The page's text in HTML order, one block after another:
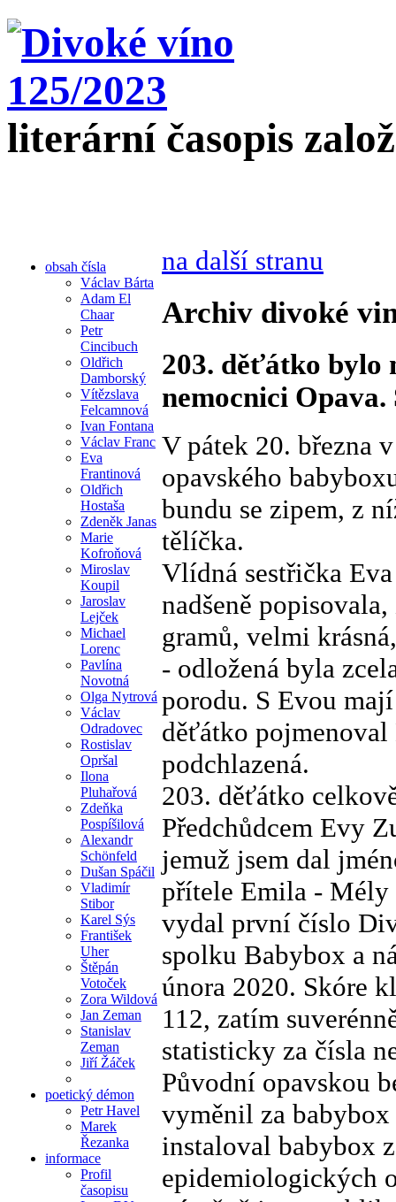
literární časopis
obsah čísla
Václav Bárta
Adam El
Chaar
Petr
Cincibuch
Oldřich
Damborský
Vítězslava
Felcamnová
Ivan Fontana
Václav Franc
Eva
Frantinová
Oldřich
Hostaša
Zdeněk Janas
Marie
Kofroňová
Miroslav
Koupil
Jaroslav
Lejček
Michael
Lorenc
Pavlína
Novotná
Olga Nytrová
Václav
Odradovec
Rostislav
Opršal
Ilona
Pluhařová
Zdeňka
Pospíšilová
Alexandr
Schönfeld
Dušan Spáčil
Vladimír
Stibor
Karel Sýs
František
Uher
Štěpán
Votoček
Zora Wildová
Jan Zeman
Stanislav
Zeman
Jiří Žáček
poetický démon
Petr Havel
Marek
Řezanka
informace
Profil
časopisu
na další stranu
Archiv divoké
203. děťátko bylo
nemocnici Opava.
V pátek 20. března
opavského
bundu se zipem, z
tělíčka.
Vlídná sestřička
nadšeně
gramů, velmi
- odložená byla
porodu. S Evou
děťátko pojmenoval
podchlazená.
203. děťátko
Předchůdcem Evy
jemuž jsem dal
přítele Emila - Mély
vydal první číslo
spolku Babybox a
února 2020. Skóre
112, zatím
statisticky za čísla
Původní opavskou
vyměnil za babybox
instaloval babybox
epidemiologických